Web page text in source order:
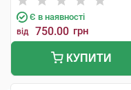
Є в наявності
від 750.00 грн
КУПИТИ